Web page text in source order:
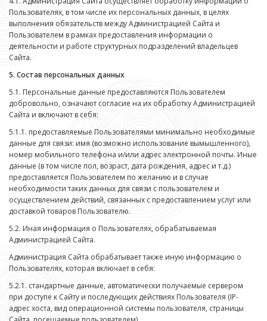
Пользователях, в том числе их персональных данных, в целях
выполнения обязательств между Администрацией Сайта и
Пользователем в рамках предоставления информации о
деятельности и работе структурных подразделений владельцев
Сайта.
5. Состав персональных данных
5.1. Персональные данные предоставляются Пользователем
добровольно, означают согласие на их обработку Администрацией
Сайта и включают в себя:
5.1.1. предоставляемые Пользователями минимально необходимые
данные для связи: имя (возможно использование вымышленного),
номер мобильного телефона и/или адрес электронной почты. Иные
данные (в том числе пол, возраст, дата рождения, адрес и т.д.)
предоставляется Пользователем по желанию и в случае
необходимости таких данных для связи с пользователем и
осуществлением действий, связанных с предоставлением услуг или
доставкой товаров Пользователю.
5.2. Иная информация о Пользователях, обрабатываемая
Администрацией Сайта.
Администрация Сайта обрабатывает также иную информацию о
Пользователях, которая включает в себя:
5.2.1. стандартные данные, автоматически получаемые сервером
при доступе к Сайту и последующих действиях Пользователя (IP-
адрес хоста, вид операционной системы пользователя, страницы